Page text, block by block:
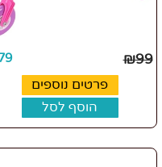
₪99
פרטים נוספים
הוסף לסל